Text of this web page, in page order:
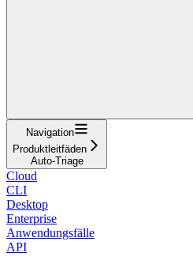
Navigation
Produktleitfäden
Auto-Triage
Cloud
CLI
Desktop
Enterprise
Anwendungsfälle
API